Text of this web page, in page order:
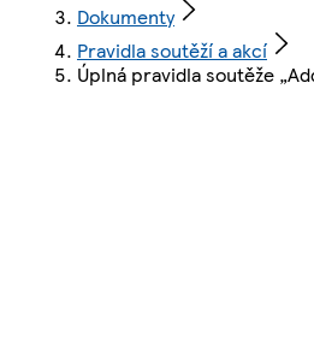
Dokumenty
Pravidla soutěží a akcí
Úplná pravidla soutěže